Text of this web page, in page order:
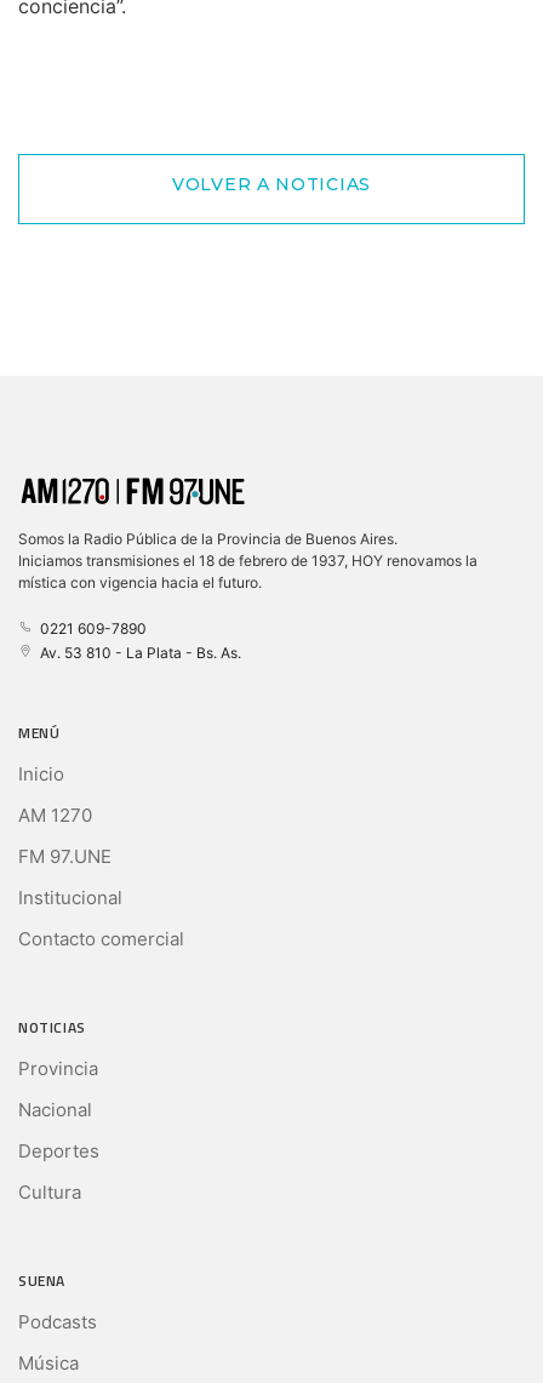
conciencia”.
VOLVER A NOTICIAS
Somos la Radio Pública de la Provincia de Buenos Aires.
Iniciamos transmisiones el 18 de febrero de 1937, HOY renovamos la
mística con vigencia hacia el futuro.
0221 609-7890
Av. 53 810 - La Plata - Bs. As.
MENÚ
Inicio
AM 1270
FM 97.UNE
Institucional
Contacto comercial
NOTICIAS
Provincia
Nacional
Deportes
Cultura
SUENA
Podcasts
Música